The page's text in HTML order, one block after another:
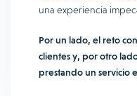
una experiencia
Por un lado, el reto
clientes y, por otro
prestando un servicio